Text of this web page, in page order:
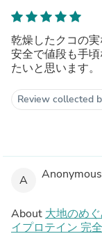
乾燥したクコの
安全で値段も手
たいと思います。
Review collected
A Anonymous
About 大地のめ
イプロテイン 完